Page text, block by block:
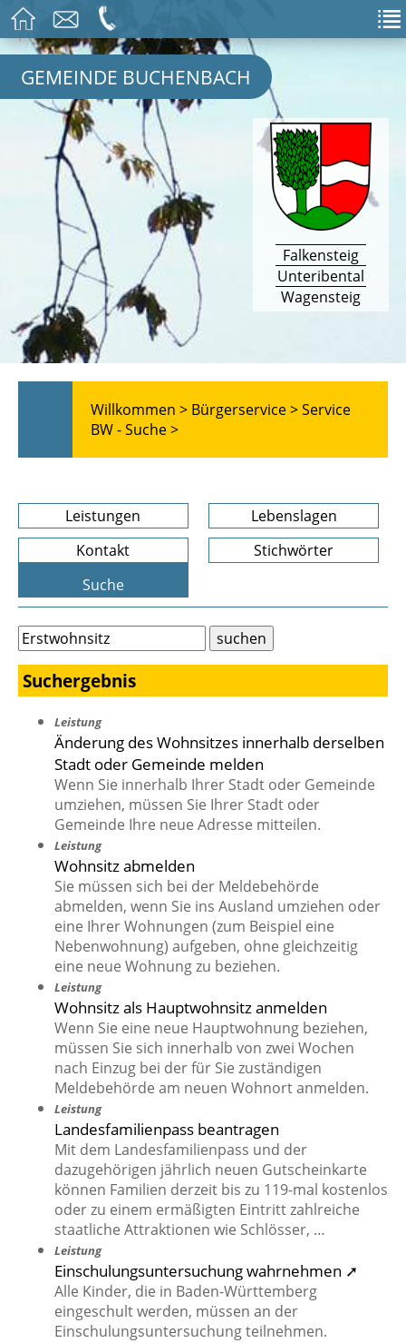
GEMEINDE BUCHENBACH
Falkensteig
Unteribental
Wagensteig
Willkommen > Bürgerservice >Service
BW - Suche >
Leistungen
Lebenslagen
Kontakt
Stichwörter
Suche
Suchergebnis
Leistung
Änderung des Wohnsitzes innerhalb derselben
Stadt oder Gemeinde melden
Wenn Sie innerhalb Ihrer Stadt oder Gemeinde
umziehen, müssen Sie Ihrer Stadt oder
Gemeinde Ihre neue Adresse mitteilen.
Leistung
Wohnsitz abmelden
Sie müssen sich bei der Meldebehörde
abmelden, wenn Sie ins Ausland umziehen oder
eine Ihrer Wohnungen (zum Beispiel eine
Nebenwohnung) aufgeben, ohne gleichzeitig
eine neue Wohnung zu beziehen.
Leistung
Wohnsitz als Hauptwohnsitz anmelden
Wenn Sie eine neue Hauptwohnung beziehen,
müssen Sie sich innerhalb von zwei Wochen
nach Einzug bei der für Sie zuständigen
Meldebehörde am neuen Wohnort anmelden.
Leistung
Landesfamilienpass beantragen
Mit dem Landesfamilienpass und der
dazugehörigen jährlich neuen Gutscheinkarte
können Familien derzeit bis zu 119-mal kostenlos
oder zu einem ermäßigten Eintritt zahlreiche
staatliche Attraktionen wie Schlösser, …
Leistung
Einschulungsuntersuchung wahrnehmen ➚
Alle Kinder, die in Baden-Württemberg
eingeschult werden, müssen an der
Einschulungsuntersuchung teilnehmen.